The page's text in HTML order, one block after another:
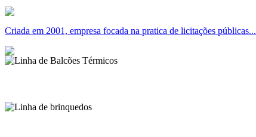
Criada em 2001, empresa focada na pratica de licitações públicas...